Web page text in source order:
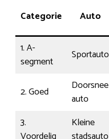
Categorie Auto
1. A-
segment
Sportauto
2. Goed
Doorsnee
auto
3.
Kleine